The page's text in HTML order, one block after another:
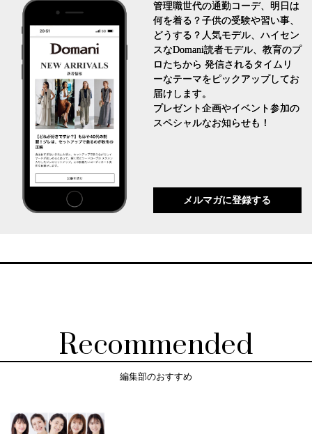
管理職世代の通勤コーデ、明日は
何を着る？子供の受験や習い事、
どうする？人気モデル、ハイセン
スなDomani読者モデル、教育のプ
ロたちから 発信されるタイムリ
ーなテーマをピックアップしてお
届けします。
プレゼント企画やイベント参加の
スペシャルなお知らせも！
メルマガに登録する
Recommended
編集部のおすすめ